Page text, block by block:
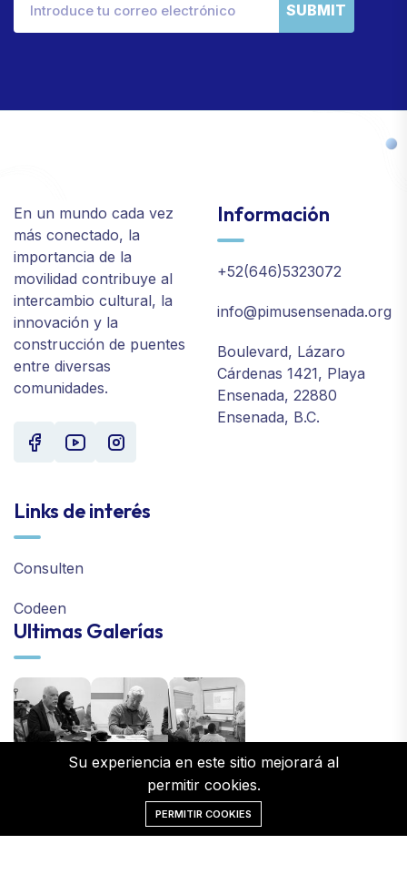
SUBMIT
En un mundo cada vez
más conectado, la
importancia de la
movilidad contribuye al
intercambio cultural, la
innovación y la
construcción de puentes
entre diversas
comunidades.
Información
+52(646)5323072
info@pimusensenada.org
Boulevard, Lázaro
Cárdenas 1421, Playa
Ensenada, 22880
Ensenada, B.C.
Links de interés
Consulten
Codeen
Ultimas Galerías
Su experiencia en este sitio mejorará al
permitir cookies.
PERMITIR COOKIES